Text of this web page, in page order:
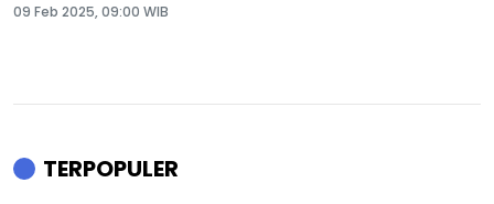
09 Feb 2025, 09:00 WIB
TERPOPULER